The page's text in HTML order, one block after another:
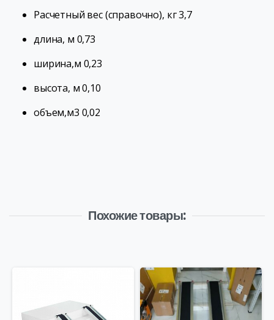
Расчетный вес (справочно), кг 3,7
длина, м 0,73
ширина,м 0,23
высота, м 0,10
объем,м3 0,02
Похожие товары: